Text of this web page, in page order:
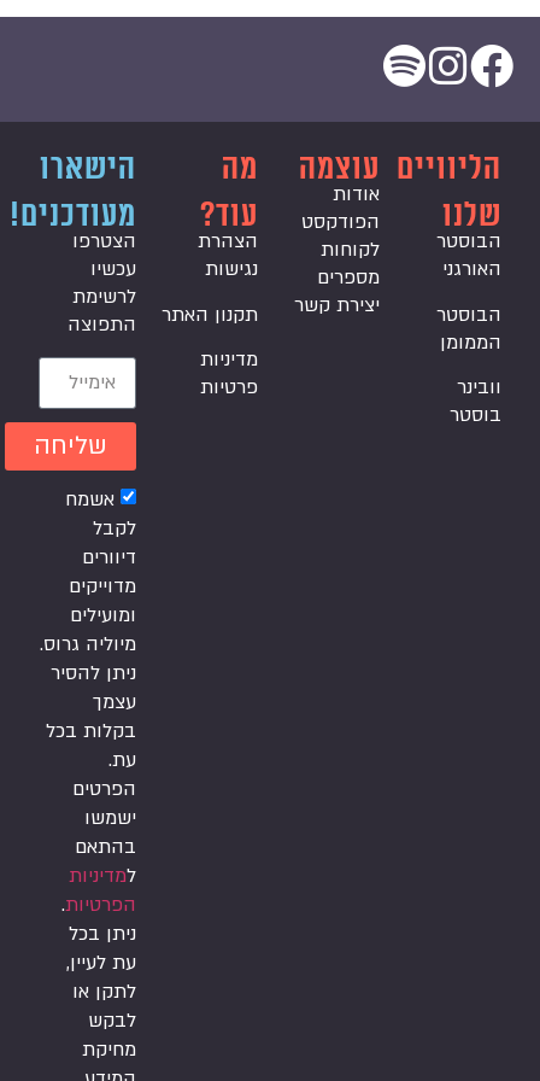
הליוויים
שלנו
הבוסטר
האורגני
הבוסטר
הממומן
וובינר
בוסטר
עוצמה
אודות
הפודקסט
לקוחות
מספרים
יצירת קשר
מה
עוד?
הצהרת
נגישות
תקנון האתר
מדיניות
פרטיות
הישארו
מעודכנים!
הצטרפו
עכשיו
לרשימת
התפוצה
אשמח
לקבל
דיוורים
מדוייקים
ומועילים
מיוליה גרוס.
ניתן להסיר
עצמך
בקלות בכל
עת.
הפרטים
ישמשו
בהתאם
למדיניות
הפרטיות.
ניתן בכל
עת לעיין,
לתקן או
לבקש
מחיקת
שליחה